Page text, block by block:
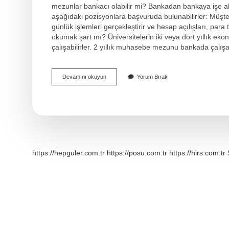
mezunlar bankacı olabilir mi? Bankadan bankaya işe
aşağıdaki pozisyonlara başvuruda bulunabilirler:
günlük işlemleri gerçekleştirir ve hesap açılışları,
okumak şart mı? Üniversitelerin iki veya dört yıllık
çalışabilirler. 2 yıllık muhasebe mezunu bankada
Devamını okuyun2
Yıllık
Çalışabilir
Yorum Bırak
https://hepguler.com.tr https://posu.com.tr https://hirs.com.tr